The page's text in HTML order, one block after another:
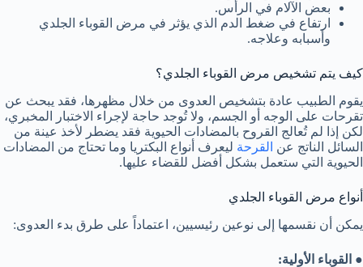
بعض الآلام في الرأس.
ارتفاع في ضغط الدم الذي يؤثر في مرض القوباء الجلدي
وأسبابه وعلاجه.
كيف يتم تشخيص مرض القوباء الجلدي؟
يقوم الطبيب عادة بتشخيص العدوى من خلال مظهرها، فقد يبحث عن
تقرحات على الوجه أو الجسم، ولا تُوجد حاجة لإجراء الاختبار المخبري،
لكن إذا لم تُعالج القروح بالمضادات الحيوية فقد يضطر لأخذ عينة من
السائل الناتج عن القرحة ليعرف أنواع البكتريا وما تحتاج من المضادات
الحيوية التي ستعمل بشكل أفضل للقضاء عليها.
أنواع مرض القوباء الجلدي
يمكن أن نقسمها إلى نوعين رئيسيين، اعتماداً على طرق بدء العدوى:
● القوباء الأولية: